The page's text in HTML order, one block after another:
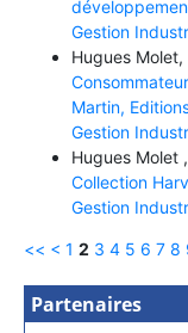
Gestion
Hugues Molet,
Martin,
Gestion
Hugues Molet ,
Collection
Gestion
<< < 1 2 3 4 5 6 7 8
Partenaires